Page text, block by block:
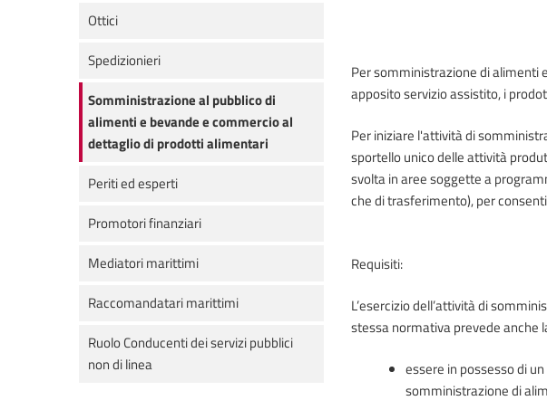
Ottici
Spedizionieri
Somministrazione al pubblico di
alimenti e bevande e commercio al
dettaglio di prodotti alimentari
Periti ed esperti
Promotori finanziari
Mediatori marittimi
Raccomandatari marittimi
Ruolo Conducenti dei servizi pubblici
non di linea
Per somministrazione di alimenti
apposito servizio assistito, i
Per iniziare l'attività di
sportello unico delle attività
svolta in aree soggette a
che di trasferimento), per
Requisiti:
L’esercizio dell’attività di
stessa normativa prevede anche
essere in possesso di
somministrazione di